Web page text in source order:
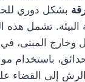
بشكل دوري
البيئة. تشمل
وخارج المبنى، في
باستخدام
إلى القضاء